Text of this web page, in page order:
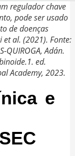
regulador chave
pode ser usado
de doenças
al. (2021). Fonte:
QUIROGA, Adán.
ed.
Academy, 2023.
e